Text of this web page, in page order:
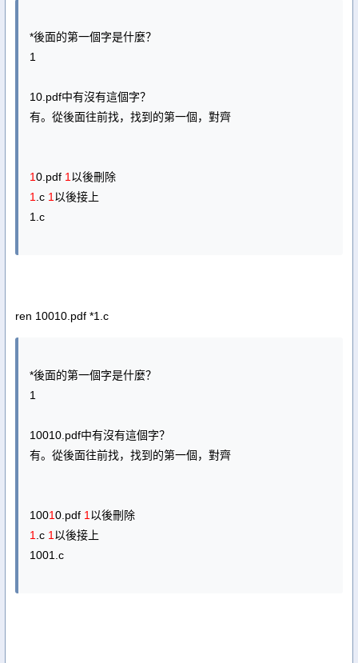
*後面的第一個字是什麼？
1
10.pdf中有沒有這個字？
有。從後面往前找，找到的第一個，對齊
10.pdf 1 以後刪除
1 .c 1 以後接上
1.c
ren 10010.pdf *1.c
*後面的第一個字是什麼？
1
10010.pdf中有沒有這個字？
有。從後面往前找，找到的第一個，對齊
10010.pdf 1 以後刪除
1 .c 1 以後接上
1001.c